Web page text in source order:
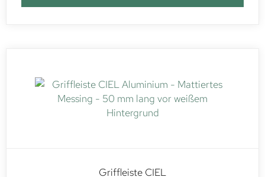
Griffleiste CIEL